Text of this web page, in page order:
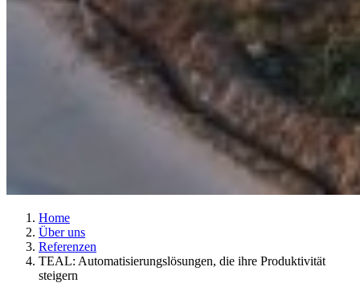
Home
Über uns
Referenzen
TEAL: Automatisierungslösungen, die ihre Produktivität
steigern